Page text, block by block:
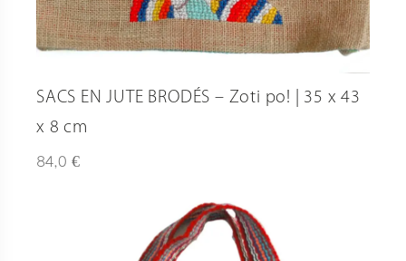
SACS EN JUTE BRODÉS – Zoti po! | 35 x 43
x 8 cm
84,0 €